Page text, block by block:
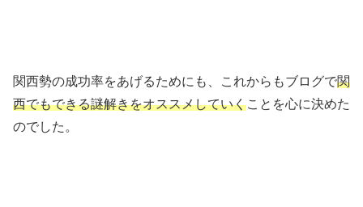
関西勢の成功率をあげるためにも、これからもブログで関
西でもできる謎解きをオススメしていくことを心に決めた
のでした。